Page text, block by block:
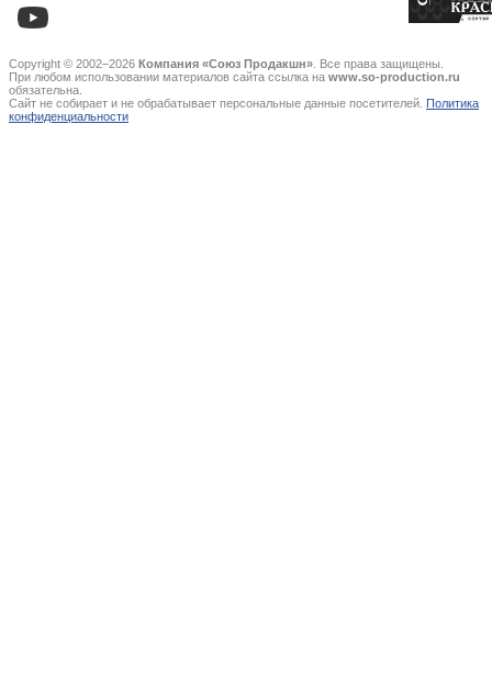
Copyright © 2002–2026 Компания «Союз Продакшн» . Все права защищены.
При любом использовании материалов сайта ссылка на www.so-production.ru
обязательна.
Сайт не собирает и не обрабатывает персональные данные посетителей. Политика
конфиденциальности